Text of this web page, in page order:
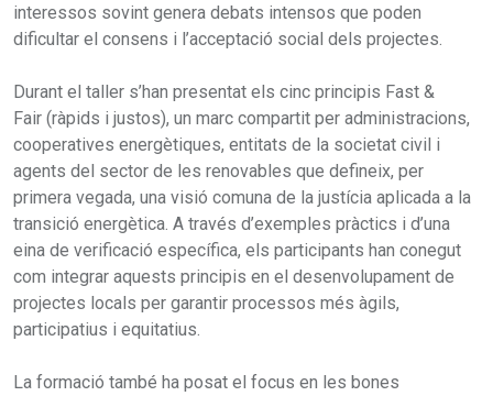
interessos sovint genera debats intensos que poden
dificultar el consens i l’acceptació social dels projectes.
Durant el taller s’han presentat els cinc principis Fast &
Fair (ràpids i justos), un marc compartit per administracions,
cooperatives energètiques, entitats de la societat civil i
agents del sector de les renovables que defineix, per
primera vegada, una visió comuna de la justícia aplicada a la
transició energètica. A través d’exemples pràctics i d’una
eina de verificació específica, els participants han conegut
com integrar aquests principis en el desenvolupament de
projectes locals per garantir processos més àgils,
participatius i equitatius.
La formació també ha posat el focus en les bones